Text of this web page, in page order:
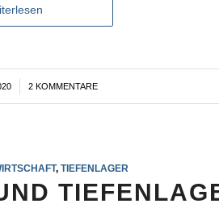
2 KOMMENTARE
, TIEFENLAGER